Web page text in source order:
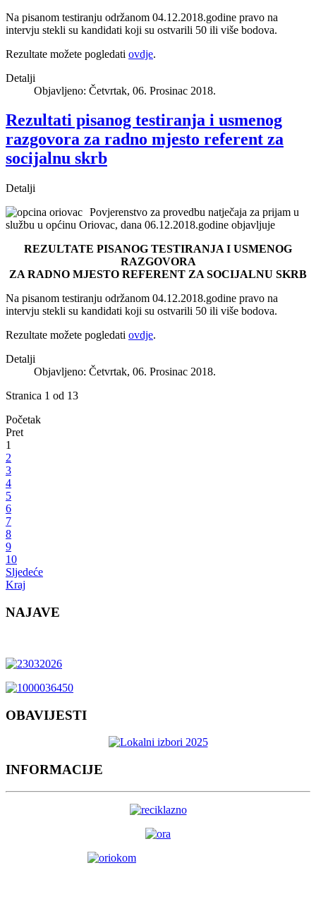
Na pisanom testiranju održanom 04.12.2018.godine pravo na
intervju stekli su kandidati koji su ostvarili 50 ili više bodova.
Rezultate možete pogledati ovdje.
Detalji
Objavljeno: Četvrtak, 06. Prosinac 2018.
Rezultati pisanog testiranja i usmenog
razgovora za radno mjesto referent za
socijalnu skrb
Detalji
Povjerenstvo za provedbu natječaja za prijam u
službu u općinu Oriovac, dana 06.12.2018.godine objavljuje
REZULTATE PISANOG TESTIRANJA I USMENOG
RAZGOVORA
ZA RADNO MJESTO REFERENT ZA SOCIJALNU SKRB
Na pisanom testiranju održanom 04.12.2018.godine pravo na
intervju stekli su kandidati koji su ostvarili 50 ili više bodova.
Rezultate možete pogledati ovdje.
Detalji
Objavljeno: Četvrtak, 06. Prosinac 2018.
Stranica 1 od 13
Početak
Pret
1
2
3
4
5
6
7
8
9
10
Sljedeće
Kraj
NAJAVE
OBAVIJESTI
INFORMACIJE